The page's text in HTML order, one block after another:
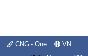
CNG - One VN